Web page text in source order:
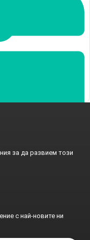
за да развием този
с най-новите ни